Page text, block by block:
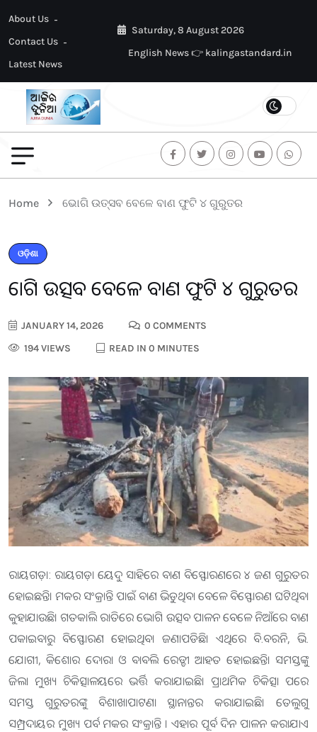
About Us
Contact Us
Latest News
Saturday, 8 August 2026
English News 👉 kalingastandard.in
Home ଭୋଗି ଉତ୍ସବ ବେଳେ ବାଣ ଫୁଟି ୪ ଗୁରୁତର
ଓଡ଼ିଶା
ଭୋଗି ଉତ୍ସବ ବେଳେ ବାଣ ଫୁଟି ୪ ଗୁରୁତର
JANUARY 14, 2026
0 COMMENTS
194 VIEWS
READ IN 0 MINUTES
ରାୟଗଡ଼ା: ରାୟଗଡ଼ା ୟେଦୁ ସାହିରେ ବାଣ ବିସ୍ଫୋରଣରେ ୪ ଜଣ ଗୁରୁତର
ହୋଇଛନ୍ତି। ମକର ସଂକ୍ରାନ୍ତି ପାଇଁ ବାଣ ଭିଡୁଥିବା ବେଳେ ବିସ୍ଫୋରଣ ଘଟିଥିବା
କୁହାଯାଉଛି। ଗତକାଲି ରାତିରେ ଭୋଗି ଉତ୍ସବ ପାଳନ ବେଳେ ନିଆଁରେ ବାଣ
ପକାଇବାରୁ ବିସ୍ଫୋରଣ ହୋଇଥିବା ଜଣାପଡିଛି। ଏଥିରେ ବି.ବରନି, ଭି.
ଯୋଗୀ, କିଶୋର ଦୋରା ଓ ବାବଲି ରେଡ୍ଡୀ ଆହତ ହୋଇଛନ୍ତି। ସମସ୍ତଙ୍କୁ
ଜିଲା ମୁଖ୍ୟ ଚିକିତ୍ସାଳୟରେ ଭର୍ତ୍ତି କରାଯାଇଛି। ପ୍ରାଥମିକ ଚିକିତ୍ସା ପରେ
ସମସ୍ତ ଗୁରୁତରଙ୍କୁ ବିଶାଖାପାଟଣା ସ୍ଥାନାନ୍ତର କରାଯାଇଛି। ତେଲୁଗୁ
ସମ୍ପ୍ରଦାୟର ମୁଖ୍ୟ ପର୍ବ ମକର ସଂକ୍ରାନ୍ତି । ଏହାର ପୂର୍ବ ଦିନ ପାଳନ କରାଯାଏ